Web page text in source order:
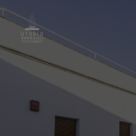
Galería de imágenes |